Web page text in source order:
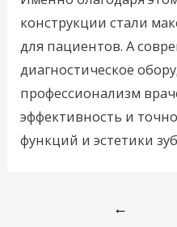
конструкции стали
для пациентов. А
диагностическое
профессионализм
эффективность и
функций и эстетики
←